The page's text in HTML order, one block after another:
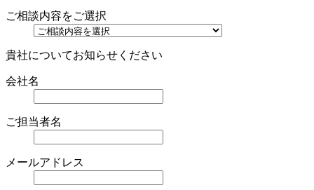
ご相談内容をご選択
貴社についてお知らせください
会社名
ご担当者名
メールアドレス